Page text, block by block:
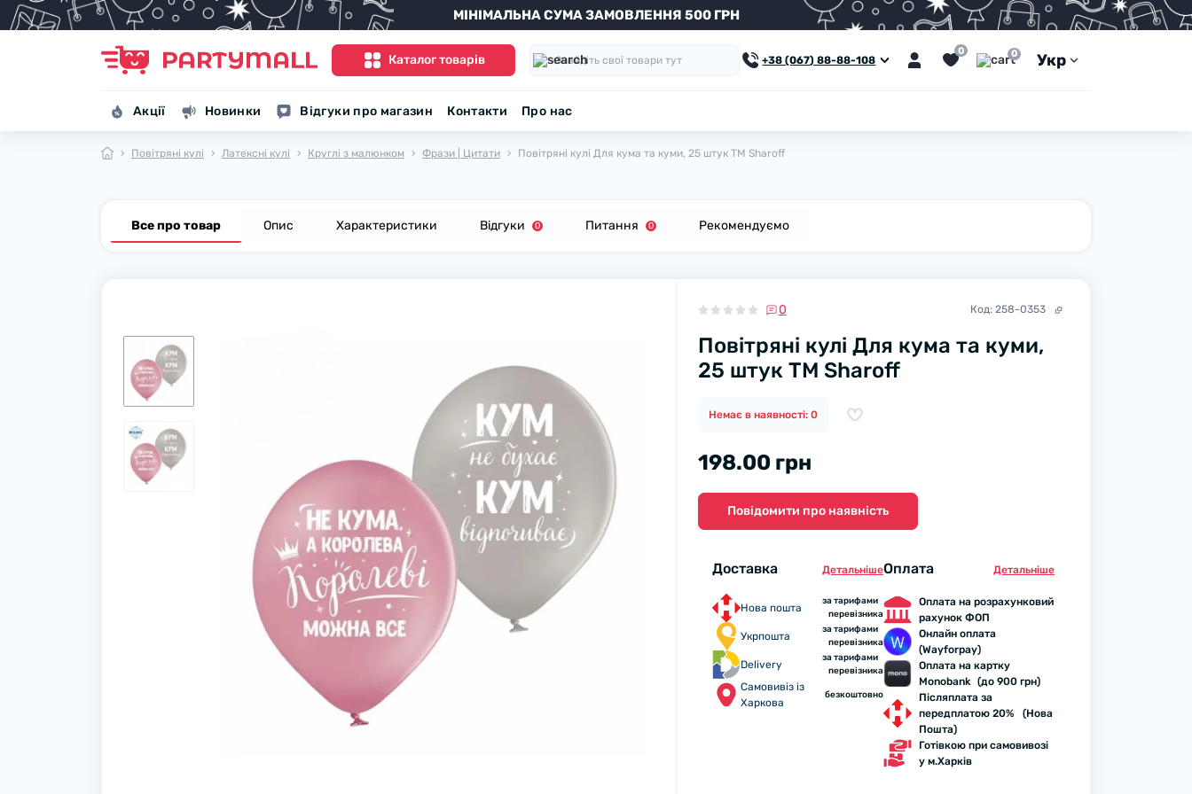
МІНІМАЛЬНА СУМА ЗАМОВЛЕННЯ 500 ГРН
Каталог товарів +38 (067) 88-88-108
0 0 Укр
Акції Новинки Відгуки про магазин Контакти Про нас
Повітряні кулі Латексні кулі Круглі з малюнком Фрази | Цитати Повітряні кулі Для кума та куми, 25 штук ТМ Sharoff
Все про товар Опис Характеристики Відгуки 0 Питання 0 Рекомендуємо
0 Код: 258-0353
Повітряні кулі Для кума та куми,
25 штук ТМ Sharoff
Немає в наявності: 0
198.00 грн
Повідомити про наявність
Доставка Детальнiше
Нова пошта
за тарифами
перевізника
Укрпошта
за тарифами
перевізника
Delivery
за тарифами
перевізника
Самовивіз із
Харкова
безкоштовно
Оплата Детальнiше
Оплата на розрахунковий
рахунок ФОП
Онлайн оплата
(Wayforpay)
Оплата на картку
Monobank (до 900 грн)
Післяплата за
передплатою 20% (Нова
Пошта)
Готівкою при самовивозі
у м.Харків